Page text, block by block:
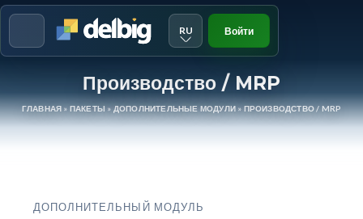
RU Войти
Производство / MRP
ГЛАВНАЯ»ПАКЕТЫ»ДОПОЛНИТЕЛЬНЫЕ МОДУЛИ»ПРОИЗВОДСТВО / MRP
ДОПОЛНИТЕЛЬНЫЙ МОДУЛЬ